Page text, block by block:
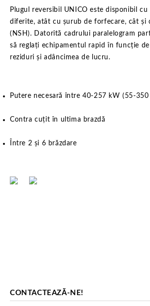
Plugul reversibil UNICO este disponibil cu
diferite, atât cu șurub de forfecare, cât și
(NSH). Datorită cadrului paralelogram
să reglați echipamentul rapid în funcție
reziduri și adâncimea de lucru.
Putere necesară între 40-257 kW (55-350
Contra cuțit în ultima brazdă
Între 2 și 6 brăzdare
CONTACTEAZĂ-NE!